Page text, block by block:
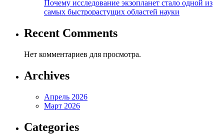
Почему исследование экзопланет стало одной из
самых быстрорастущих областей науки
Recent Comments
Нет комментариев для просмотра.
Archives
Апрель 2026
Март 2026
Categories